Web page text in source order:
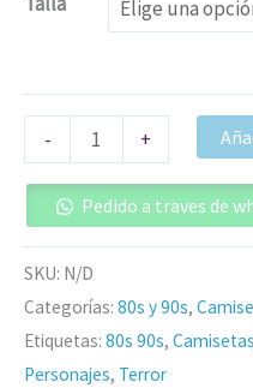
- +
Pedido a traves de
SKU: N/D
Categorías: 80s y 90s,
Etiquetas: 80s 90s, Camisetas
Personajes, Terror